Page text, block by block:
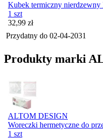
Kubek termiczny
1 szt
Cena
32,99 zł
Przydatny do 02-04-2031
Produkty marki
ALTOM DESIGN
Woreczki hermetyczne do
1 szt